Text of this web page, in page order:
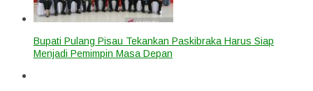
Bupati Pulang Pisau Tekankan Paskibraka Harus Siap
Menjadi Pemimpin Masa Depan